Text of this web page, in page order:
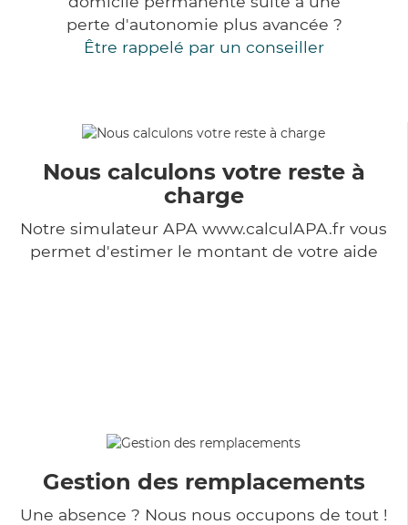
perte d'autonomie plus avancée ?
Être rappelé par un conseiller
Nous calculons votre reste à
charge
Notre simulateur APA www.calculAPA.fr vous
permet d'estimer le montant de votre aide
Gestion des remplacements
Une absence ? Nous nous occupons de tout !